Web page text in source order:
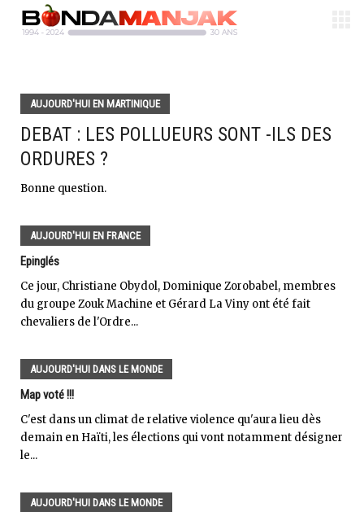
AUJOURD'HUI EN MARTINIQUE
DEBAT : LES POLLUEURS SONT -ILS DES
ORDURES ?
Bonne question.
AUJOURD'HUI EN FRANCE
Epinglés
Ce jour, Christiane Obydol, Dominique Zorobabel, membres
du groupe Zouk Machine et Gérard La Viny ont été fait
chevaliers de l'Ordre...
AUJOURD'HUI DANS LE MONDE
Map voté !!!
C'est dans un climat de relative violence qu'aura lieu dès
demain en Haïti, les élections qui vont notamment désigner
le...
AUJOURD'HUI DANS LE MONDE